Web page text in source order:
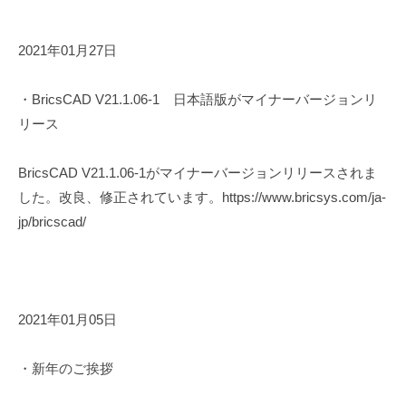
2021年01月27日
・BricsCAD V21.1.06-1 日本語版がマイナーバージョンリ
リース
BricsCAD V21.1.06-1がマイナーバージョンリリースされま
した。改良、修正されています。https://www.bricsys.com/ja-
jp/bricscad/
2021年01月05日
・新年のご挨拶